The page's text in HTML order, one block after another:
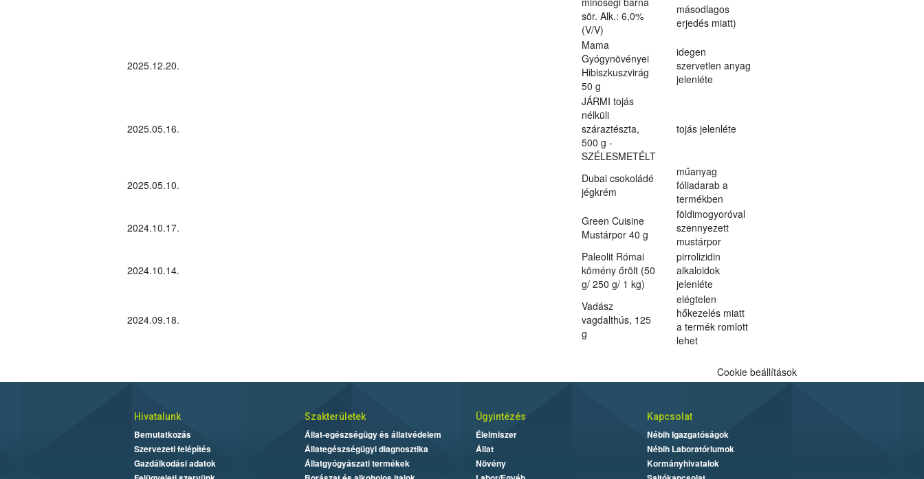
sör. Alk.: 6,0%
(V/V)
másodlagos
erjedés miatt)
2025.12.20.
Mama
Gyógynövényei
Hibiszkuszvirág
50 g
idegen
szervetlen anyag
jelenléte
2025.05.16.
JÁRMI tojás
nélküli
száraztészta,
500 g -
SZÉLESMETÉLT
tojás jelenléte
2025.05.10.
Dubai csokoládé
jégkrém
műanyag
fóliadarab a
termékben
2024.10.17.
Green Cuisine
Mustárpor 40 g
földimogyoróval
szennyezett
mustárpor
2024.10.14.
Paleolit Római
kömény őrölt (50
g/ 250 g/ 1 kg)
pirrolizidin
alkaloidok
jelenléte
2024.09.18.
Vadász
vagdalthús, 125
g
elégtelen
hőkezelés miatt
a termék romlott
lehet
Cookie beállítások
Hivatalunk
Bemutatkozás
Szervezeti felépítés
Gazdálkodási adatok
Szakterületek
Állat-egészségügy és állatvédelem
Állategészségügyi diagnosztika
Állatgyógyászati termékek
Ügyintézés
Élelmiszer
Állat
Növény
Kapcsolat
Nébih Igazgatóságok
Nébih Laboratóriumok
Kormányhivatalok